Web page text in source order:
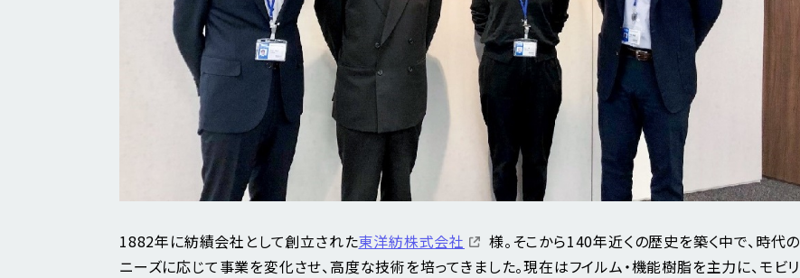
1882年に紡績会社として創立された東洋紡株式会社
様。そこから140年近くの歴史を築く中で、時代の
ニーズに応じて事業を変化させ、高度な技術を培ってきました。現在はフイルム・機能樹脂を主力に、モビリ